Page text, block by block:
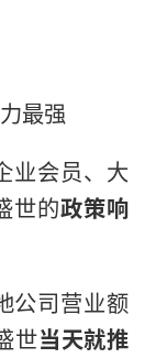
最强
业会员、大
世的政策响
公司营业额
世当天就推